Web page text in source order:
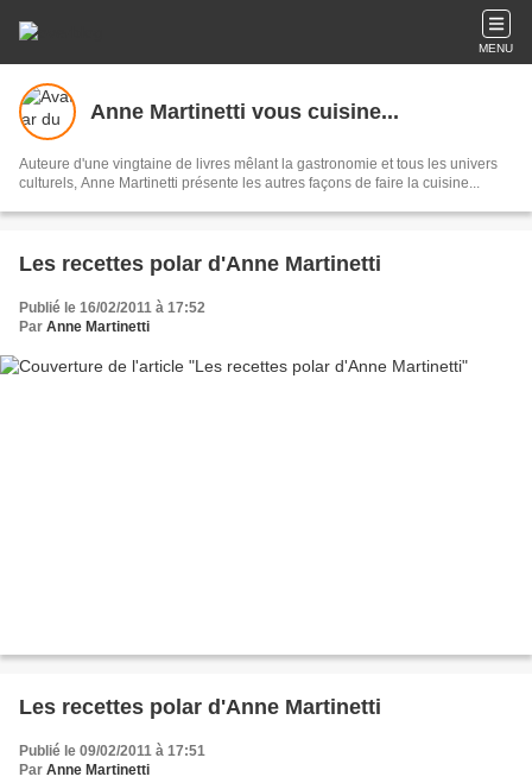
MENU
Anne Martinetti vous cuisine...
Auteure d'une vingtaine de livres mêlant la gastronomie et tous les univers
culturels, Anne Martinetti présente les autres façons de faire la cuisine...
Les recettes polar d'Anne Martinetti
Publié le 16/02/2011 à 17:52
Par Anne Martinetti
Les recettes polar d'Anne Martinetti
Publié le 09/02/2011 à 17:51
Par Anne Martinetti